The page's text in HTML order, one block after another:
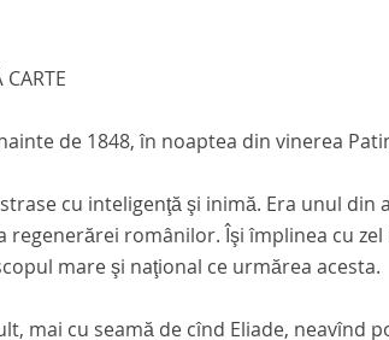
de 1848, în noaptea din vinerea
cu inteligenţă şi inimă. Era unul din
regenerărei românilor. Îşi împlinea cu
mare şi naţional ce urmărea acesta.
mai cu seamă de cînd Eliade, neavînd